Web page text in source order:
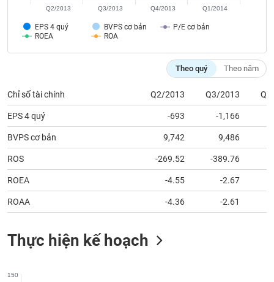
EPS 4 quý BVPS cơ bản
P/E cơ bản
ROEA
ROA
Q2/2013 Q3/2013 Q4/2013 Q1/2014
Theo quý Theo năm
Chỉ số tài chính Q2/2013 Q3/2013
EPS 4 quý -693 -1,166
BVPS cơ bản 9,742 9,486
ROS -269.52 -389.76
ROEA -4.55 -2.67
ROAA -4.36 -2.61
Thực hiện kế hoạch
150
Sách
tài
Công
cụ
đầu
tư